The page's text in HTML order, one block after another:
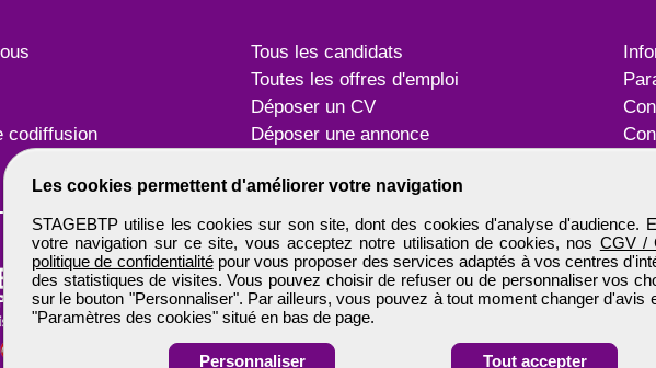
Les cookies permettent d'améliorer votre navigation
STAGEBTP utilise les cookies sur son site, dont des cookies d'analyse d'audience.
votre navigation sur ce site, vous acceptez notre utilisation de cookies, nos CGV /
politique de confidentialitépour vous proposer des services adaptés à vos centres
des statistiques de visites. Vous pouvez choisir de refuser ou de personnaliser vos
sur le bouton "Personnaliser". Par ailleurs, vous pouvez à tout moment changer d'avis
"Paramètres des cookies" situé en bas de page.
Personnaliser Tout accepter
codiffusion
Tous les candidats
Toutes les offres d'emploi
Déposer un CV
Déposer une annonce